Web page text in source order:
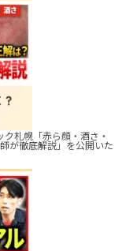
札幌「赤ら顔・酒さ・
が徹底解説」を公開いた